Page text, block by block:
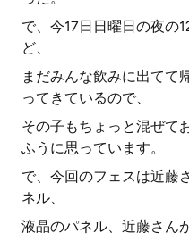
で、今17日日曜日の夜の
ど、
まだみんな飲みに出てて
ってきているので、
その子もちょっと混ぜて
ふうに思っています。
で、今回のフェスは近藤
ネル、
液晶のパネル、近藤さん